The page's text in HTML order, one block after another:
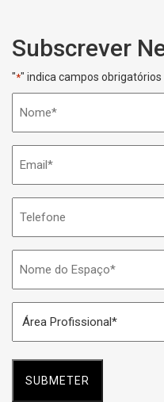
Subscrever
"*" indica campos obrigatórios
do
Espaço
Profissional
*